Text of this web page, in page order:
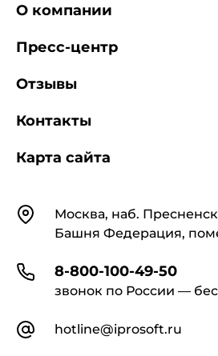
КонтактыМосква, наб.
Башня Федерация,
8-800-100-49-50
звонок по России —
hotline@iprosoft.ru
О компании
Пресс-центр
Отзывы
Контакты
Карта сайта